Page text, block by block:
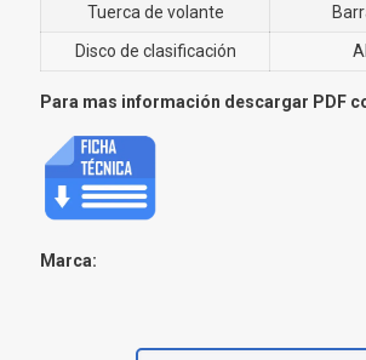
Tuerca de volante
Disco de clasificación
Para mas información descargar PDF
Marca: